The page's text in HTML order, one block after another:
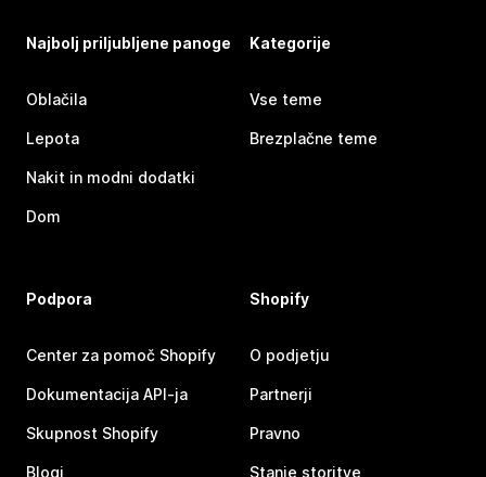
Najbolj priljubljene panoge
Oblačila
Lepota
Nakit in modni dodatki
Dom
Kategorije
Vse teme
Brezplačne teme
Podpora
Center za pomoč Shopify
Dokumentacija API-ja
Skupnost Shopify
Blogi
Shopify
O podjetju
Partnerji
Pravno
Stanje storitve